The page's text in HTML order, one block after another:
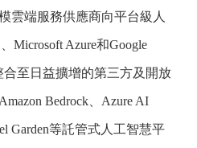
雲端服務供應商向平台級人
Microsoft Azure和Google
至日益擴增的第三方及開放
Bedrock、Azure AI
Garden等託管式人工智慧平